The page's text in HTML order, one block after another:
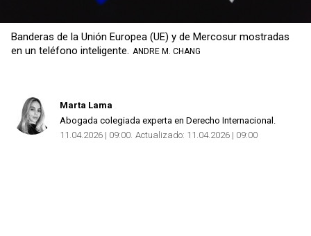
Copiar
Banderas de la Unión Europea (UE) y de Mercosur mostradas
en un teléfono inteligente. ANDRE M. CHANG
Marta Lama
Abogada colegiada experta en Derecho Internacional.
11.04.2026 | 09:00 Actualizado: 11.04.2026 | 09:00